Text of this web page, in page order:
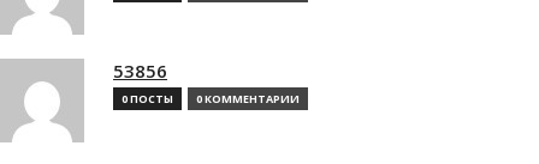
53856
0 ПОСТЫ 0 КОММЕНТАРИИ